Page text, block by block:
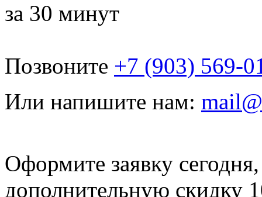
за 30 минут
Позвоните +7 (903) 569-
Или напишите нам:
Оформите заявку
дополнительную скидку